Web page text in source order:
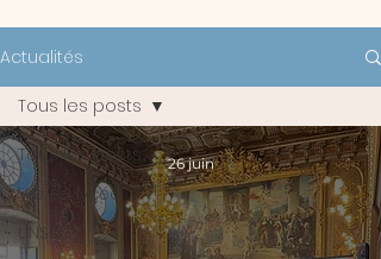
Actualités
Tous les posts
Vie du lycée
UNSS
Tous les posts
26 juin